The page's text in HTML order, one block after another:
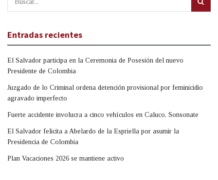
Entradas recientes
El Salvador participa en la Ceremonia de Posesión del nuevo
Presidente de Colombia
Juzgado de lo Criminal ordena detención provisional por feminicidio
agravado imperfecto
Fuerte accidente involucra a cinco vehículos en Caluco, Sonsonate
El Salvador felicita a Abelardo de la Espriella por asumir la
Presidencia de Colombia
Plan Vacaciones 2026 se mantiene activo